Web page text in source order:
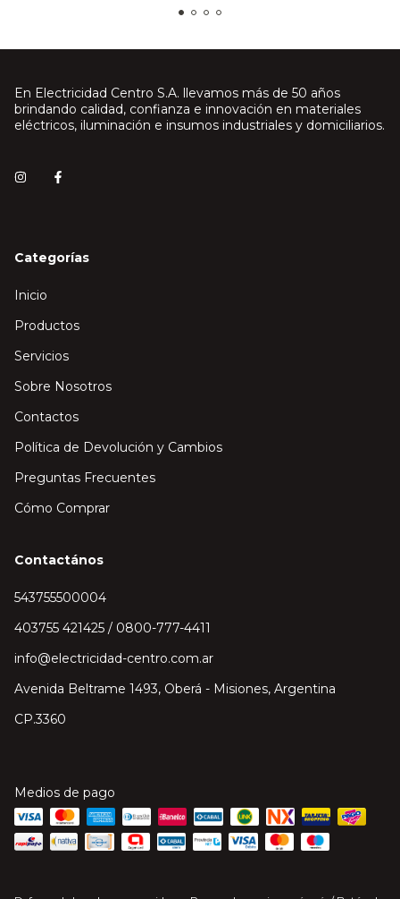
En Electricidad Centro S.A. llevamos más de 50 años
brindando calidad, confianza e innovación en materiales
eléctricos, iluminación e insumos industriales y domiciliarios.
Categorías
Inicio
Productos
Servicios
Sobre Nosotros
Contactos
Política de Devolución y Cambios
Preguntas Frecuentes
Cómo Comprar
Contactános
543755500004
403755 421425 / 0800-777-4411
info@electricidad-centro.com.ar
Avenida Beltrame 1493, Oberá - Misiones, Argentina
CP.3360
Medios de pago